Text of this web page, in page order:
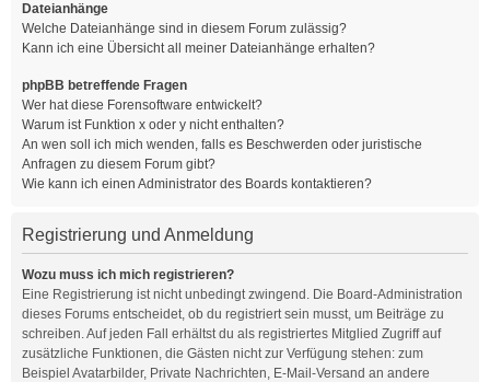
Dateianhänge
Welche Dateianhänge sind in diesem Forum zulässig?
Kann ich eine Übersicht all meiner Dateianhänge erhalten?
phpBB betreffende Fragen
Wer hat diese Forensoftware entwickelt?
Warum ist Funktion x oder y nicht enthalten?
An wen soll ich mich wenden, falls es Beschwerden oder juristische
Anfragen zu diesem Forum gibt?
Wie kann ich einen Administrator des Boards kontaktieren?
Registrierung und Anmeldung
Wozu muss ich mich registrieren?
Eine Registrierung ist nicht unbedingt zwingend. Die Board-Administration
dieses Forums entscheidet, ob du registriert sein musst, um Beiträge zu
schreiben. Auf jeden Fall erhältst du als registriertes Mitglied Zugriff auf
zusätzliche Funktionen, die Gästen nicht zur Verfügung stehen: zum
Beispiel Avatarbilder, Private Nachrichten, E-Mail-Versand an andere